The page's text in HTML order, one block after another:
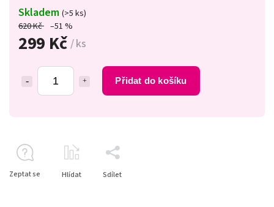
620 Kč –51 %
299 Kč / ks
Přidat do košíku
Skladem (>5 ks)
Zeptat se Hlídat Sdílet